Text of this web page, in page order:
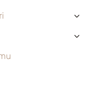
›
›